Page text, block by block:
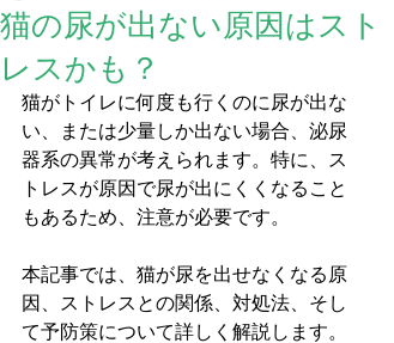
猫の尿が出ない原因はスト
レスかも？
猫がトイレに何度も行くのに尿が出な
い、または少量しか出ない場合、泌尿
器系の異常が考えられます。特に、ス
トレスが原因で尿が出にくくなること
もあるため、注意が必要です。
本記事では、猫が尿を出せなくなる原
因、ストレスとの関係、対処法、そし
て予防策について詳しく解説します。